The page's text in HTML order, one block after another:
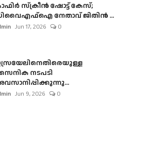
സ്‌ക്രീൻ ഷോട്ട് കേസ്;
നേതാവ് ജിതിൻ ...
Jun 17, 2026 0
നടപടി
Jun 9, 2026 0